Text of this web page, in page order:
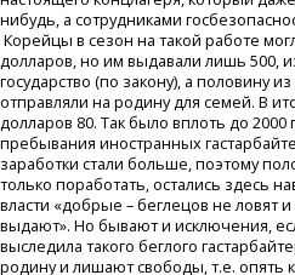
нибудь, а сотрудниками
Корейцы в сезон на такой работе
долларов, но им выдавали лишь 500,
государство (по закону), а половину
отправляли на родину для семей. В
долларов 80. Так было вплоть до 2000
пребывания иностранных
заработки стали больше, поэтому
только поработать, остались здесь
власти «добрые – беглецов не ловят
выдают». Но бывают и исключения,
выследила такого беглого
родину и лишают свободы, т.е. опять